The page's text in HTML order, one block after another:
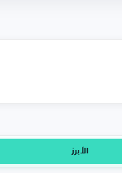
الأبرز